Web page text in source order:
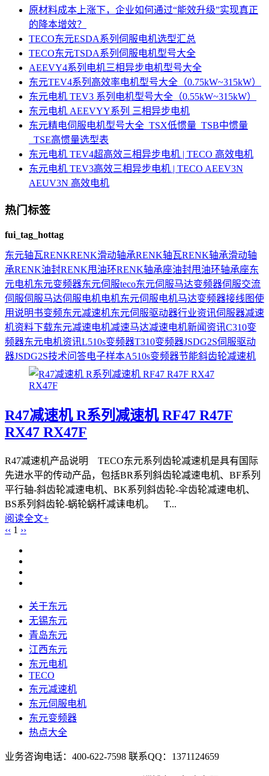
原材料成本上涨下，企业如何通过“能效升级”实现真正
的降本增效？
TECO东元ESDA系列伺服电机选型汇总
TECO东元TSDA系列伺服电机型号大全
AEEVY4系列电机三相异步电机型号大全
东元TEV4系列高效率电机型号大全（0.75kW~315kW）
东元电机 TEV3 系列电机型号大全（0.55kW~315kW）
东元电机 AEEVYY系列 三相异步电机
东元精电伺服电机型号大全_TSX低惯量_TSB中惯量
_TSE高惯量选型表
东元电机 TEV4超高效三相异步电机 | TECO 高效电机
东元电机 TEV3高效三相异步电机 | TECO AEEV3N
AEUV3N 高效电机
热门标签
fui_tag_hottag
东元轴瓦RENKRENK滑动轴承RENK轴瓦RENK轴承滑动轴
承RENK油封RENK甩油环RENK轴承座油封甩油环轴承座东
元电机东元变频器东元伺服teco东元伺服马达变频器伺服交流
伺服伺服马达伺服电机电机东元伺服电机马达变频器接线图使
用说明书变频东元减速机东元伺服驱动器行业资讯伺服器减速
机资料下载东元减速电机减速马达减速电机新闻资讯C310变
频器东元电机资讯L510s变频器T310变频器JSDG2S伺服驱动
器JSDG2S技术问答电子样本A510s变频器节能斜齿轮减速机
R47减速机 R系列减速机 RF47 R47F
RX47 RX47F
R47减速机产品说明 TECO东元系列齿轮减速机是具有国际
先进水平的传动产品，包括BR系列斜齿轮减速电机、BF系列
平行轴-斜齿轮减速电机、BK系列斜齿轮-伞齿轮减速电机、
BS系列斜齿轮-蜗轮蜗杄减诔电机。 T...
阅读全文+
‹‹ 1 ››
关于东元
无锡东元
青岛东元
江西东元
东元电机
TECO
东元减速机
东元伺服电机
东元变频器
热点大全
业务咨询电话：400-622-7598 联系QQ：1371124659